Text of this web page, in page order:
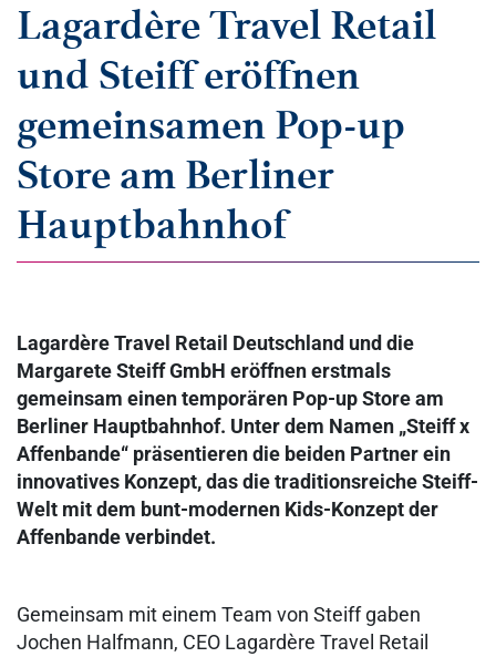
Lagardère Travel Retail
und Steiff eröffnen
gemeinsamen Pop-up
Store am Berliner
Hauptbahnhof
Lagardère Travel Retail Deutschland und die
Margarete Steiff GmbH eröffnen erstmals
gemeinsam einen temporären Pop-up Store am
Berliner Hauptbahnhof. Unter dem Namen „Steiff x
Affenbande“ präsentieren die beiden Partner ein
innovatives Konzept, das die traditionsreiche Steiff-
Welt mit dem bunt-modernen Kids-Konzept der
Affenbande verbindet.
Gemeinsam mit einem Team von Steiff gaben
Jochen Halfmann, CEO Lagardère Travel Retail